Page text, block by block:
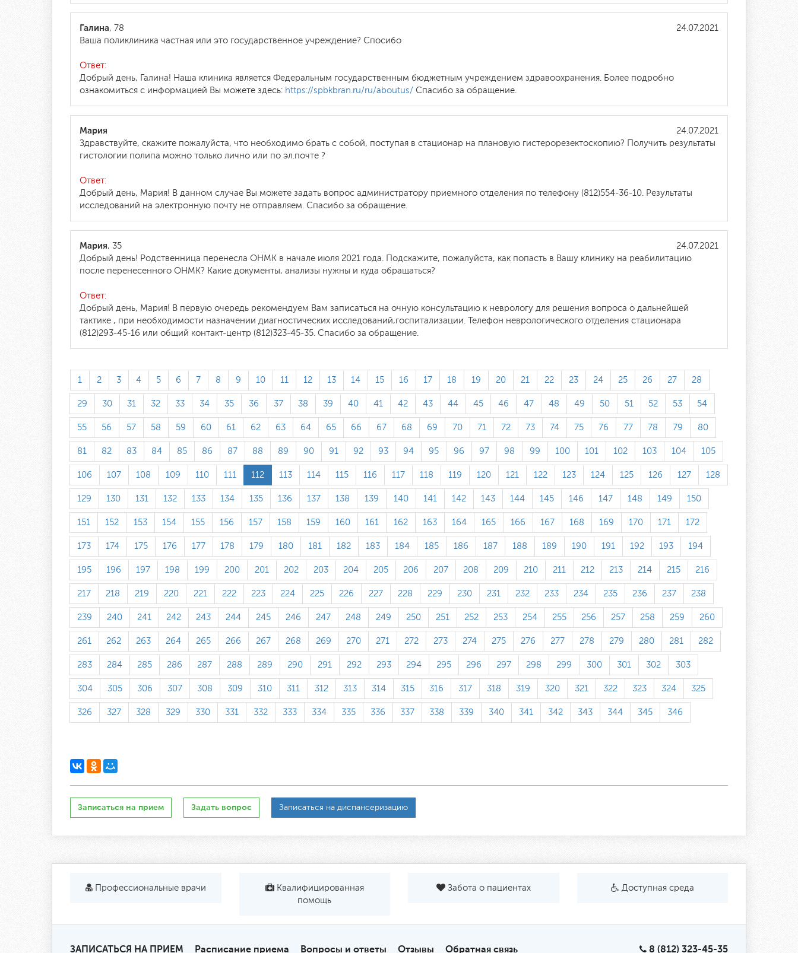
24.07.2021
Галина, 78
Ваша поликлиника частная или это государственное учреждение? Спосибо
Ответ:
Добрый день, Галина! Наша клиника является Федеральным государственным бюджетным учреждением здравоохранения. Более подробно
ознакомиться с информацией Вы можете здесь: https://spbkbran.ru/ru/aboutus/ Спасибо за обращение.
24.07.2021
Мария
Здравствуйте, скажите пожалуйста, что необходимо брать с собой, поступая в стационар на плановую гистерорезектоскопию? Получить результаты
гистологии полипа можно только лично или по эл.почте ?
Ответ:
Добрый день, Мария! В данном случае Вы можете задать вопрос администратору приемного отделения по телефону (812)554-36-10. Результаты
исследований на электронную почту не отправляем. Спасибо за обращение.
24.07.2021
Мария, 35
Добрый день! Родственница перенесла ОНМК в начале июля 2021 года. Подскажите, пожалуйста, как попасть в Вашу клинику на реабилитацию
после перенесенного ОНМК? Какие документы, анализы нужны и куда обращаться?
Ответ:
Добрый день, Мария! В первую очередь рекомендуем Вам записаться на очную консультацию к неврологу для решения вопроса о дальнейшей
тактике , при необходимости назначении диагностических исследований,госпитализации. Телефон неврологического отделения стационара
(812)293-45-16 или общий контакт-центр (812)323-45-35. Спасибо за обращение.
1 2 3 4 5 6 7 8 9 10 11 12 13 14 15 16 17 18 19 20 21 22 23 24 25 26 27 28
29 30 31 32 33 34 35 36 37 38 39 40 41 42 43 44 45 46 47 48 49 50 51 52 53 54
55 56 57 58 59 60 61 62 63 64 65 66 67 68 69 70 71 72 73 74 75 76 77 78 79 80
81 82 83 84 85 86 87 88 89 90 91 92 93 94 95 96 97 98 99 100 101 102 103 104 105
106 107 108 109 110 111 112 113 114 115 116 117 118 119 120 121 122 123 124 125 126 127 128
129 130 131 132 133 134 135 136 137 138 139 140 141 142 143 144 145 146 147 148 149 150
151 152 153 154 155 156 157 158 159 160 161 162 163 164 165 166 167 168 169 170 171 172
173 174 175 176 177 178 179 180 181 182 183 184 185 186 187 188 189 190 191 192 193 194
195 196 197 198 199 200 201 202 203 204 205 206 207 208 209 210 211 212 213 214 215 216
217 218 219 220 221 222 223 224 225 226 227 228 229 230 231 232 233 234 235 236 237 238
239 240 241 242 243 244 245 246 247 248 249 250 251 252 253 254 255 256 257 258 259 260
261 262 263 264 265 266 267 268 269 270 271 272 273 274 275 276 277 278 279 280 281 282
283 284 285 286 287 288 289 290 291 292 293 294 295 296 297 298 299 300 301 302 303
304 305 306 307 308 309 310 311 312 313 314 315 316 317 318 319 320 321 322 323 324 325
326 327 328 329 330 331 332 333 334 335 336 337 338 339 340 341 342 343 344 345 346
Записаться на прием Задать вопрос Записаться на диспансеризацию
Профессиональные врачи
Квалифицированная
помощь
Забота о пациентах Доступная среда
ЗАПИСАТЬСЯ НА ПРИЕМ Расписание приема Вопросы и ответы Отзывы Обратная связь 8 (812) 323-45-35